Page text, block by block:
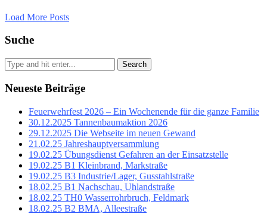
Load More Posts
Suche
Search
Neueste Beiträge
Feuerwehrfest 2026 – Ein Wochenende für die ganze Familie
30.12.2025 Tannenbaumaktion 2026
29.12.2025 Die Webseite im neuen Gewand
21.02.25 Jahreshauptversammlung
19.02.25 Übungsdienst Gefahren an der Einsatzstelle
19.02.25 B1 Kleinbrand, Markstraße
19.02.25 B3 Industrie/Lager, Gusstahlstraße
18.02.25 B1 Nachschau, Uhlandstraße
18.02.25 TH0 Wasserrohrbruch, Feldmark
18.02.25 B2 BMA, Alleestraße